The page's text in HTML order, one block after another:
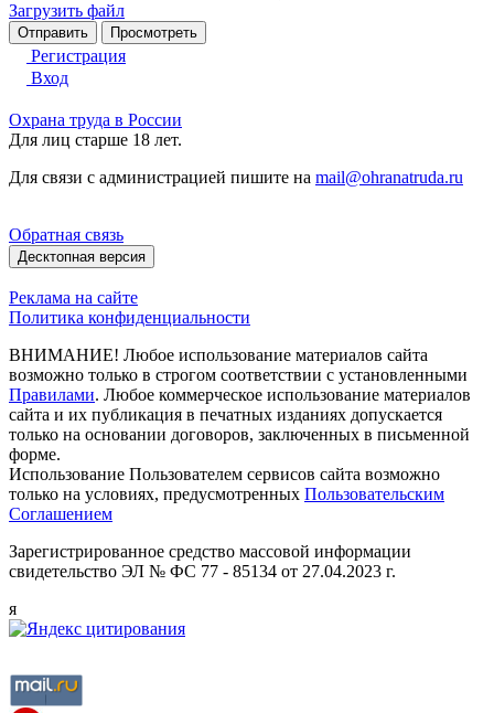
Загрузить файл
Регистрация
Вход
Охрана труда в России
Для лиц старше 18 лет.
Для связи с администрацией пишите на mail@ohranatruda.ru
Обратная связь
Десктопная версия
Реклама на сайте
Политика конфиденциальности
ВНИМАНИЕ! Любое использование материалов сайта
возможно только в строгом соответствии с установленными
Правилами. Любое коммерческое использование материалов
сайта и их публикация в печатных изданиях допускается
только на основании договоров, заключенных в письменной
форме.
Использование Пользователем сервисов сайта возможно
только на условиях, предусмотренных Пользовательским
Соглашением
Зарегистрированное средство массовой информации
свидетельство ЭЛ № ФС 77 - 85134 от 27.04.2023 г.
я